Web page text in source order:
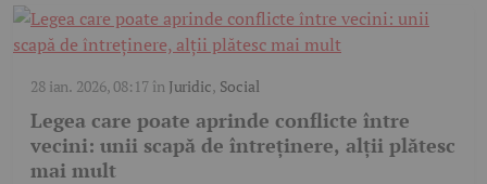
28 ian. 2026, 08:17în Juridic, Social
Legea care poate aprinde conflicte între
vecini: unii scapă de întreținere, alții plătesc
mai mult